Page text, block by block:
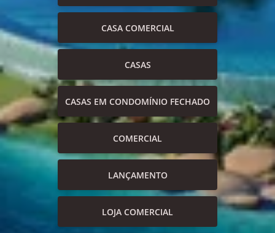
CASA COMERCIAL
CASAS
CASAS EM CONDOMÍNIO FECHADO
COMERCIAL
LANÇAMENTO
LOJA COMERCIAL